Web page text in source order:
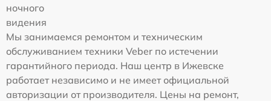
ночного
видения
Мы занимаемся ремонтом и техническим
обслуживанием техники Veber по истечении
гарантийного периода. Наш центр в Ижевске
работает независимо и не имеет официальной
авторизации от производителя. Цены на ремонт,